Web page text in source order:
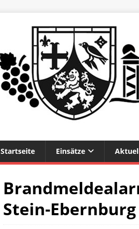
Startseite Einsätze
Stein-Ebernburg